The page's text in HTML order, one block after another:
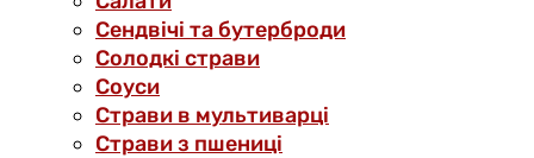
Сендвічі та бутерброди
Солодкі страви
Соуси
Страви в мультиварці
Страви з пшениці